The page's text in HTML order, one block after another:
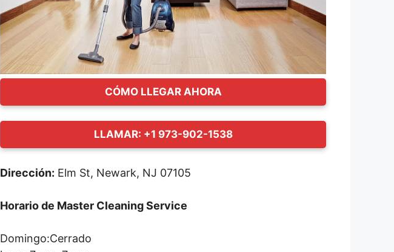
CÓMO LLEGAR AHORA
LLAMAR: +1 973-902-1538
Dirección: Elm St, Newark, NJ 07105
Horario de Master Cleaning Service
Domingo:Cerrado